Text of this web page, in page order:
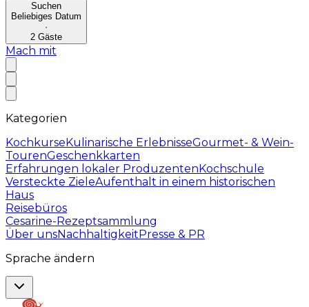
Suchen
Beliebiges Datum
·
2 Gäste
Mach mit
Kategorien
KochkurseKulinarische ErlebnisseGourmet- & Wein-
TourenGeschenkkarten
Erfahrungen lokaler ProduzentenKochschule
Versteckte ZieleAufenthalt in einem historischen
Haus
Reisebüros
Cesarine-Rezeptsammlung
Über unsNachhaltigkeitPresse & PR
Sprache ändern